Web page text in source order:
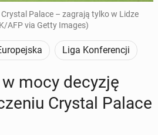
Palace – zagrają tylko w Lidze
AFP via Getty Images)
Liga Konferencji
w mocy decyzję
Crystal Palace